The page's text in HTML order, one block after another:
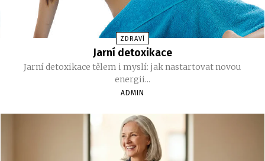
ZDRAVÍ
Jarní detoxikace
Jarní detoxikace tělem i myslí: jak nastartovat novou
energii...
ADMIN